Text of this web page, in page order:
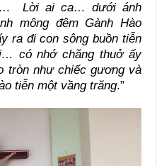
Lời ai ca… dưới ánh
mông đêm Gành Hào
ra đi con sông buồn tiễn
có nhớ chăng thuở ấy
tròn như chiếc gương và
tiễn một vầng trăng.”